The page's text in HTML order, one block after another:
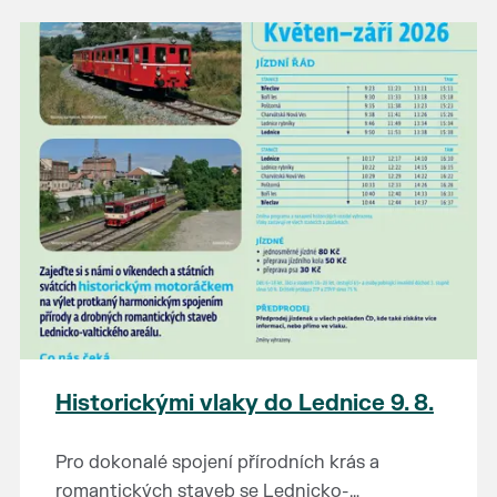
Prodejce prosíme tradičně o příchod 30
minut před začátkem, aby si vše na
prodejních místech stihli přichystat. Pokud
plánujete přijít a chcete rezervovat prodejní
místo, potvrďte prosím účast přes email
petr.vlasak@breclav.eu nebo zde v události,
ať víme, s kolika lidmi máme počítat. Počet
prodejních míst je omezen.
Těšíme se jako vždy!
Historickými vlaky do Lednice 9. 8.
Pro dokonalé spojení přírodních krás a
romantických staveb se Lednicko-